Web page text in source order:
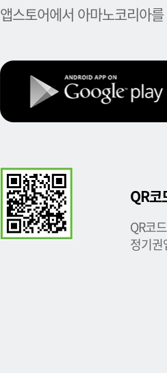
앱스토어에서 아마노코리아
QR코
QR코
정기